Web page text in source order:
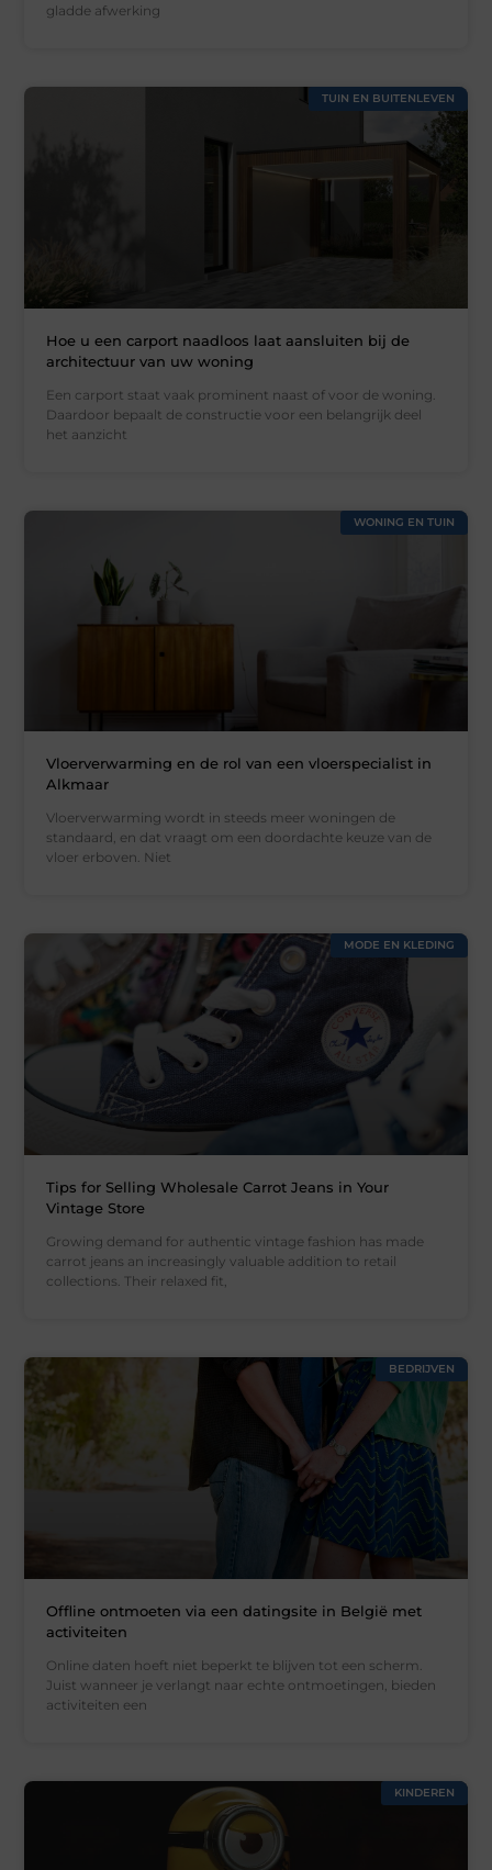
gladde afwerking
TUIN EN BUITENLEVEN
Hoe u een carport naadloos laat aansluiten bij de
architectuur van uw woning
Een carport staat vaak prominent naast of voor de woning.
Daardoor bepaalt de constructie voor een belangrijk deel
het aanzicht
WONING EN TUIN
Vloerverwarming en de rol van een vloerspecialist in
Alkmaar
Vloerverwarming wordt in steeds meer woningen de
standaard, en dat vraagt om een doordachte keuze van de
vloer erboven. Niet
MODE EN KLEDING
Tips for Selling Wholesale Carrot Jeans in Your
Vintage Store
Growing demand for authentic vintage fashion has made
carrot jeans an increasingly valuable addition to retail
collections. Their relaxed fit,
BEDRIJVEN
Offline ontmoeten via een datingsite in België met
activiteiten
Online daten hoeft niet beperkt te blijven tot een scherm.
Juist wanneer je verlangt naar echte ontmoetingen, bieden
activiteiten een
KINDEREN